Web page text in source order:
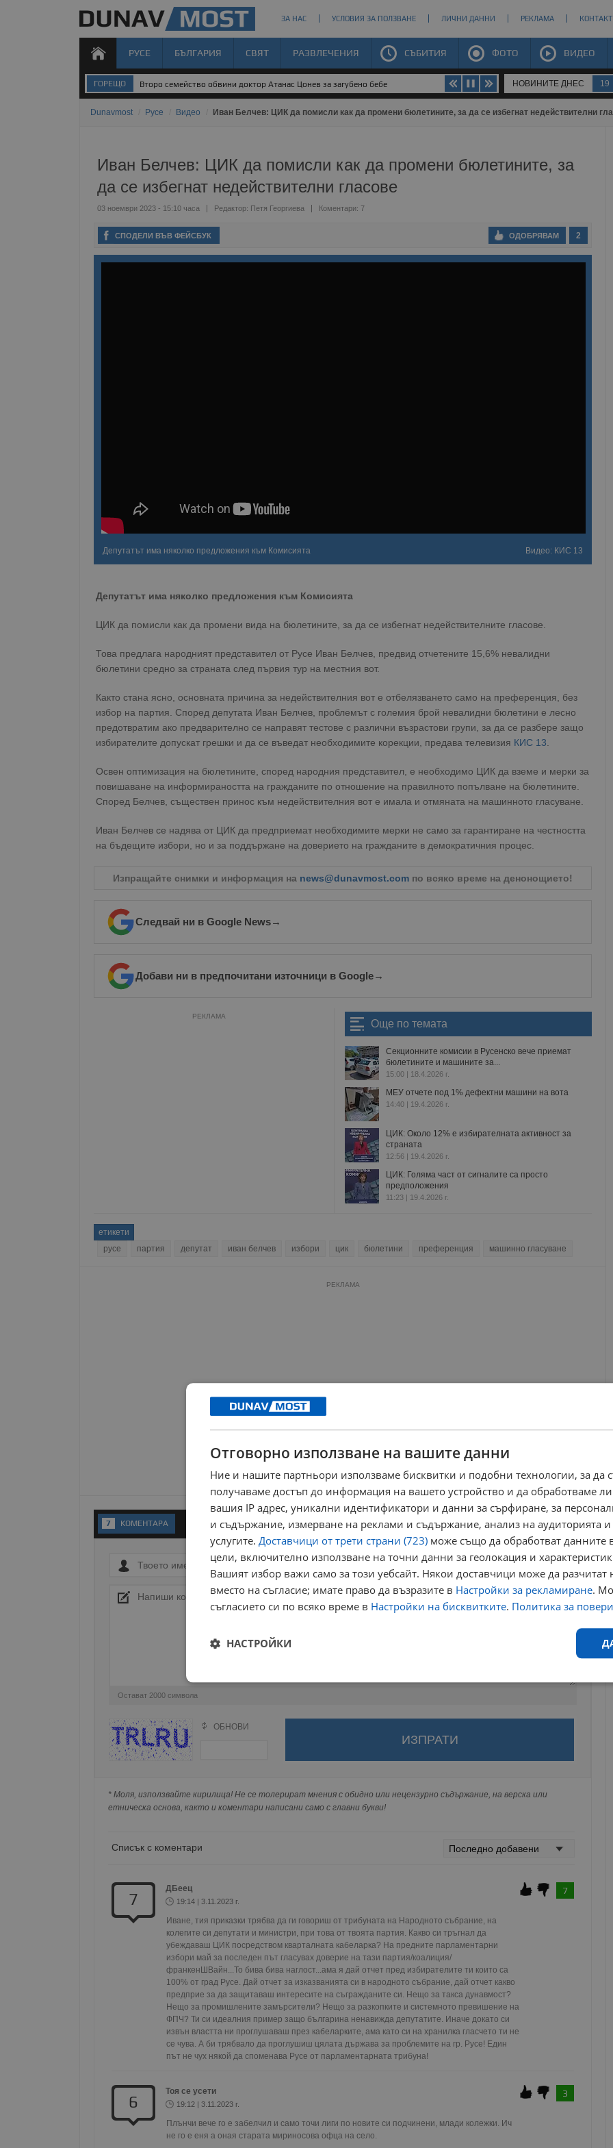
ЗА НАС УСЛОВИЯ ЗА ПОЛЗВАНЕ ЛИЧНИ ДАННИ РЕКЛАМА
РУСЕ БЪЛГАРИЯ СВЯТ РАЗВЛЕЧЕНИЯ СЪБИТИЯ ФОТО ВИДЕО
ГОРЕЩО Второ семейство обвини доктор Атанас Цонев за загубено бебе НОВИНИТЕ ДНЕС 19
Dunavmost Русе Видео Иван Белчев: ЦИК да помисли как да промени бюлетините, за да се избегнат недействителни
Иван Белчев: ЦИК да помисли как да промени бюлетините, за
да се избегнат недействителни гласове
03 ноември 2023 - 15:10 часа Редактор: Петя Георгиева Коментари: 7
СПОДЕЛИ ВЪВ ФЕЙСБУК 2
ОДОБРЯВАМ
Депутатът има няколко предложения към Комисията Видео: КИС 13
Депутатът има няколко предложения към Комисията
ЦИК да помисли как да промени вида на бюлетините, за да се избегнат недействителните гласове.
Това предлага народният представител от Русе Иван Белчев, предвид отчетените 15,6% невалидни
бюлетини средно за страната след първия тур на местния вот.
Както стана ясно, основната причина за недействителния вот е отбелязването само на преференция, без
избор на партия. Според депутата Иван Белчев, проблемът с големия брой невалидни бюлетини е лесно
предотвратим ако предварително се направят тестове с различни възрастови групи, за да се разбере защо
избирателите допускат грешки и да се въведат необходимите корекции, предава телевизия КИС 13
Освен оптимизация на бюлетините, според народния представител, е необходимо ЦИК да вземе и мерки за
повишаване на информираността на гражданите по отношение на правилното попълване на бюлетините.
Според Белчев, съществен принос към недействителния вот е имала и отмяната на машинното гласуване.
Иван Белчев се надява от ЦИК да предприемат необходимите мерки не само за гарантиране на честността
на бъдещите избори, но и за поддържане на доверието на гражданите в демократичния процес.
Изпращайте снимки и информация на news@dunavmost.com по всяко време на денонощието!
Следвай ни в Google News→
Добави ни в предпочитани източници в Google→
РЕКЛАМА
Още по темата
Секционните комисии в Русенско вече приемат
бюлетините и машините за...
15:00 | 18.4.2026 г.
МЕУ отчете под 1% дефектни машини на вота
14:40 | 19.4.2026 г.
ЦИК: Около 12% е избирателната активност за
страната
12:56 | 19.4.2026 г.
ЦИК: Голяма част от сигналите са просто
предположения
11:23 | 19.4.2026 г.
етикети
русе
партия депутат иван белчев избори цик бюлетини преференция машинно гласуване
РЕКЛАМА
7 KОМЕНТАРA
Остават 2000 символа
Поради зачестилите злоупотреби в сайта, за да оставите анонимен коментар или да гласувате
изискваме да се идентифицирате с Google акаунт.
съхранявана при нас или показвана на други потребители.
ОБНОВИ
* Моля, използвайте кирилица! Не се толерират мнения с обидно или нецензурно съдържание, на верска или
етническа основа, както и коментари написани само с главни букви!
Списък с коментари
7
7
ДБеец
19:14 | 3.11.2023 г.
Иване, тия приказки трябва да ги говориш от трибуната на Народното събрание, на
колегите си депутати и министри, при това от твоята партия. Какво си тръгнал да
убеждаваш ЦИК посредством кварталната кабеларка? На предните парламентарни
избори май за последен път гласувах доверие на тази партия/коалиция/
франкенШВайн...То бива бива наглост...ама я дай отчет пред избирателите ти които са
100% от град Русе. Дай отчет за изказванията си в народното събрание, дай отчет какво
предприе за да защитаваш интересите на съгражданите си. Нещо за такса дунавмост?
Нещо за промишлените замърсители? Нещо за разкопките и системното превишение на
ФПЧ? Ти си идеалния пример защо българина ненавижда депутатите. Иначе докато си
извън властта ни проглушаваш през кабеларките, ама като си на хранилка гласчето ти не
се чува. А би трябвало да проглушиш цялата държава за проблемите на гр. Русе! Един
път не чух някой да споменава Русе от парламентарната трибуна!
3
6
Тоя се усети
19:12 | 3.11.2023 г.
Плънчи вече го е забелчил и само точи лиги по новите си подчинени, млади колежки. Ич
не го е еня а оная старата мириносова офца на село.
Отговорно използване на вашите данни
Ние и нашите партньори използваме бисквитки и подобни технологии, за да
получаваме достъп до информация на вашето устройство и да обработваме
вашия IP адрес, уникални идентификатори и данни за сърфиране, за
и съдържание, измерване на реклами и съдържание, анализ на аудиторията
услугите. Доставчици от трети страни (723) може също да обработват данните
цели, включително използване на точни данни за геолокация и
Вашият избор важи само за този уебсайт. Някои доставчици може да разчитат
вместо на съгласие; имате право да възразите в Настройки за рекламиране.
съгласието си по всяко време в Настройки на бисквитките. Политика за
НАСТРОЙКИ
Строго
Ефективност Таргетиране Функционалност
Строго необходимо Ефективност Таргетиране Функционалност
Валиден
Описание
Това е бисквитка против
приложения, изградени с помощта на
технологии. Той е предназначен да
публикуване на съдържание на
фалшифициране на искания между
информация за потребителя и се
на браузъра.
VISITOR_PRIVACY_METADATA
YouTube
.youtube.com
5 месеца
4
Тази бисквитка се използва за
потребителя и избора на
на посетителя по отношение на
настройки за поверителност, като
предпочитания се спазват в
__cf_bm
Cloudflare Inc.
.twitter.com
29
минути
59
Тази бисквитка се използва за
и ботовете. Това е от полза за
валидни отчети за използването на
Тази бисквитка се използва, за да се
собственика на сайта за
получени от системата, осигуряване
адаптивност с развиващите се уеб
ASP.NET_SessionId
Microsoft
Тази бисквитка се задава от
информация за това как крайният